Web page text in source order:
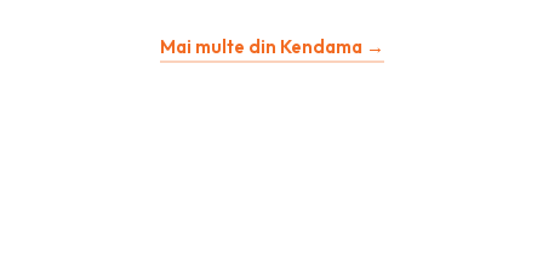
Mai multe din Kendama →